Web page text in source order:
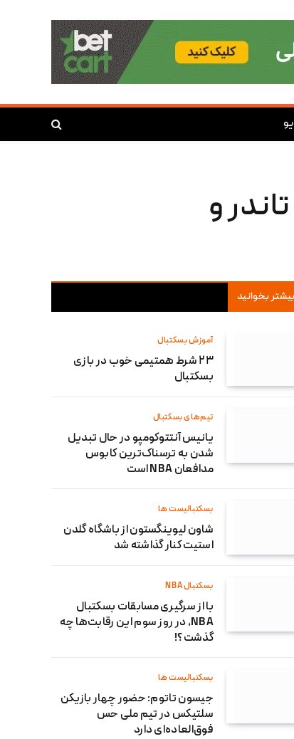
تاندر و
بیشتر بخوانید
آموزش بسکتبال
۲۳ شرط همتیمی خوب در بازی
بسکتبال
تیم‌های بسکتبال
یانیس آنتتوکومپو در حال تبدیل
شدن به ترسناک‌ترین کابوس
مدافعان NBA است
بسکتبالیست ها
شاون لیوینگستون از باشگاه گلدن
استیت کنار گذاشته شد
بسکتبال NBA
با از سرگیری مسابقات بسکتبال
NBA، در روز سوم این رقابت‌ها چه
گذشت؟!
بسکتبالیست ها
جیسون تاتوم: حضور چهار بازیکن
سلتیکس در تیم ملی حس
فوق‌العاده‌ای دارد